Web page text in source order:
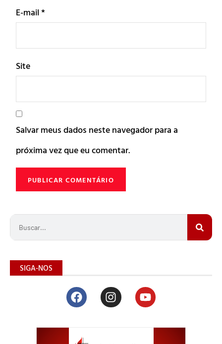
E-mail*
Site
Salvar meus dados neste navegador para a
próxima vez que eu comentar.
SIGA-NOS